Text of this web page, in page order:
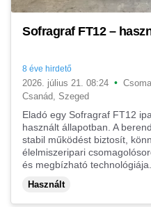
Sofragraf FT12 –
8 éve hirdető
2026. július 21. 08:24 •
Csanád, Szeged
Eladó egy Sofragraf FT12
használt állapotban. A
stabil működést biztosít,
élelmiszeripari
és megbízható
Használt